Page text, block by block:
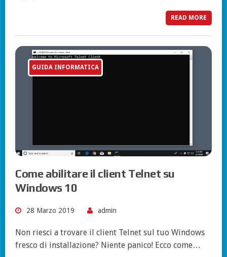
READ MORE
GUIDA INFORMATICA
Come abilitare il client Telnet su
Windows 10
28 Marzo 2019 admin
Non riesci a trovare il client Telnet sul tuo Windows
fresco di installazione? Niente panico! Ecco come…